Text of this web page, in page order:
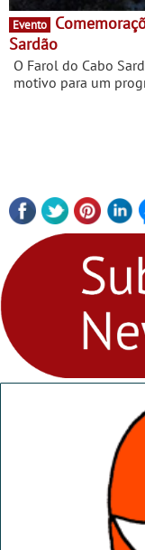
Evento
Sardão
O Farol do Cabo
motivo para um
entre os dias 15 e
palestras,